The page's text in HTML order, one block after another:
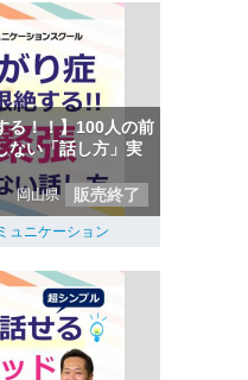
る！！】100人の前
ない「話し方」実
岡山県 販売終了
ュニケーション